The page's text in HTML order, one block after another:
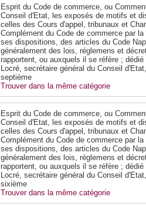
Esprit du Code de commerce, ou
Conseil d'Etat, les exposés de motifs et
celles des Cours d'appel, tribunaux et
Complément du Code de commerce par
ses dispositions, des articles du Code
généralement des lois, réglemens et
rapportent, ou auxquels il se réfère ;
Locré, secrétaire général du Conseil
septième
Trouver dans la même catégorie
Esprit du Code de commerce, ou
Conseil d'Etat, les exposés de motifs et
celles des Cours d'appel, tribunaux et
Complément du Code de commerce par
ses dispositions, des articles du Code
généralement des lois, réglemens et
rapportent, ou auxquels il se réfère ;
Locré, secrétaire général du Conseil
sixième
Trouver dans la même catégorie